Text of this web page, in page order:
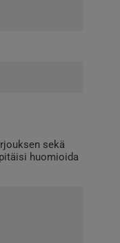
sekä
huomioida